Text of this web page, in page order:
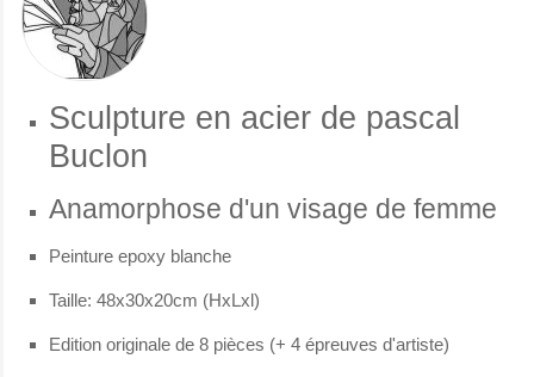
Sculpture en acier de pascal
Buclon
Anamorphose d'un visage de femme
Peinture epoxy blanche
Taille: 48x30x20cm (HxLxl)
Edition originale de 8 pièces (+ 4 épreuves d'artiste)